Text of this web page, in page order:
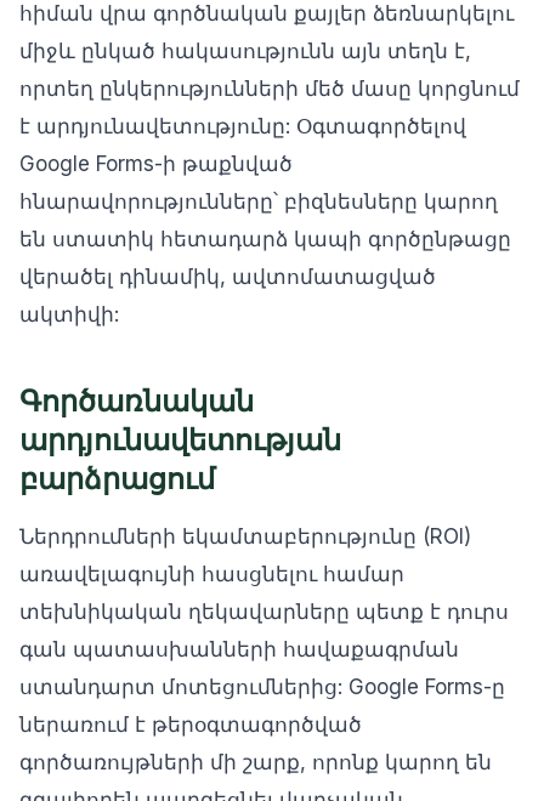
հիման վրա գործնական քայլեր ձեռնարկելու
միջև ընկած հակասությունն այն տեղն է,
որտեղ ընկերությունների մեծ մասը կորցնում
է արդյունավետությունը: Օգտագործելով
Google Forms-ի թաքնված
հնարավորությունները՝ բիզնեսները կարող
են ստատիկ հետադարձ կապի գործընթացը
վերածել դինամիկ, ավտոմատացված
ակտիվի:
Գործառնական
արդյունավետության
բարձրացում
Ներդրումների եկամտաբերությունը (ROI)
առավելագույնի հասցնելու համար
տեխնիկական ղեկավարները պետք է դուրս
գան պատասխանների հավաքագրման
ստանդարտ մոտեցումներից: Google Forms-ը
ներառում է թերօգտագործված
գործառույթների մի շարք, որոնք կարող են